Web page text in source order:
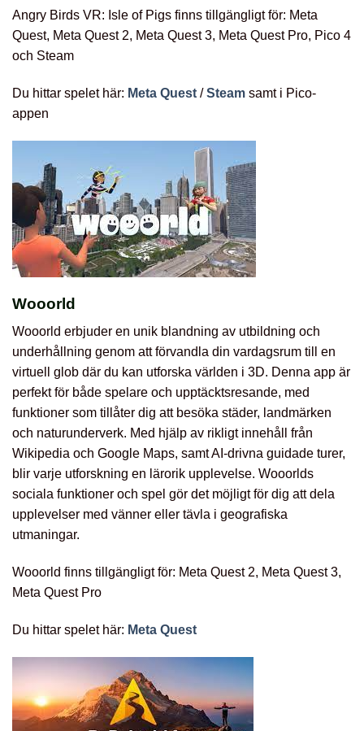
Angry Birds VR: Isle of Pigs finns tillgängligt för: Meta
Quest, Meta Quest 2, Meta Quest 3, Meta Quest Pro, Pico 4
och Steam
Du hittar spelet här: Meta Quest /Steam samt i Pico-
appen
Wooorld
Wooorld erbjuder en unik blandning av utbildning och
underhållning genom att förvandla din vardagsrum till en
virtuell glob där du kan utforska världen i 3D. Denna app är
perfekt för både spelare och upptäcktsresande, med
funktioner som tillåter dig att besöka städer, landmärken
och naturunderverk. Med hjälp av rikligt innehåll från
Wikipedia och Google Maps, samt AI-drivna guidade turer,
blir varje utforskning en lärorik upplevelse. Wooorlds
sociala funktioner och spel gör det möjligt för dig att dela
upplevelser med vänner eller tävla i geografiska
utmaningar.
Wooorld finns tillgängligt för: Meta Quest 2, Meta Quest 3,
Meta Quest Pro
Du hittar spelet här: Meta Quest